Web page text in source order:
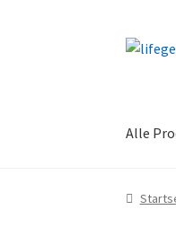
Zur
Zum
Alle